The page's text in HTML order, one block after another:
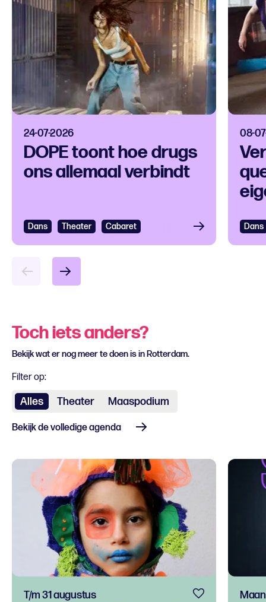
24-07-2026
DOPE toont hoe drugs
ons allemaal verbindt
Dans Theater Cabaret
08-
Dans
Bekijken
Toch iets anders?
Bekijk wat er nog meer te doen is in Rotterdam.
Filter op:
Alles Theater Maaspodium
Bekijk de volledige agenda
T/m 31 augustus